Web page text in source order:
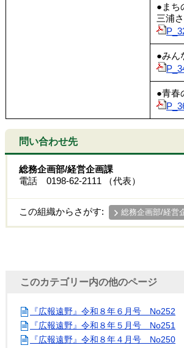
●まち
三浦
●みん
●青
問い合わせ先
総務企画部/経営企画課
電話 0198-62-2111 （代表）
この組織からさがす: 総務企画部/経営
このカテゴリー内の他のページ
『広報遠野』令和８年６月号 No252
『広報遠野』令和８年５月号 No251
『広報遠野』令和８年４月号 No250